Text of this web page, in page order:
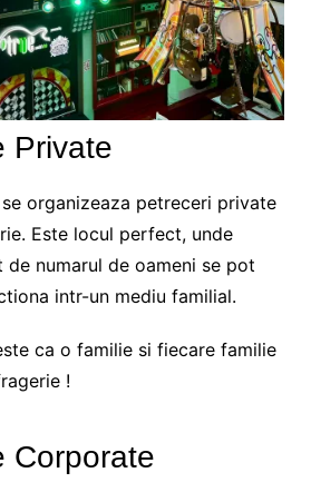
Private
organizeaza petreceri private
Este locul perfect, unde
numarul de oameni se pot
intr-un mediu familial.
ca o familie si fiecare familie
!
Corporate